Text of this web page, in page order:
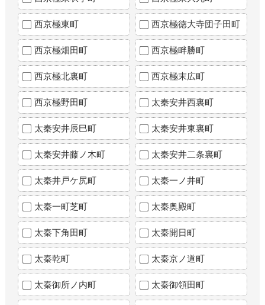
西京極東町 西京極徳大寺団子田町
西京極畑田町 西京極畔勝町
西京極北裏町 西京極末広町
西京極野田町 太秦安井西裏町
太秦安井辰巳町 太秦安井東裏町
太秦安井藤ノ木町 太秦安井二条裏町
太秦井戸ケ尻町 太秦一ノ井町
太秦一町芝町 太秦奥殿町
太秦下角田町 太秦開日町
太秦乾町 太秦京ノ道町
太秦御所ノ内町 太秦御領田町